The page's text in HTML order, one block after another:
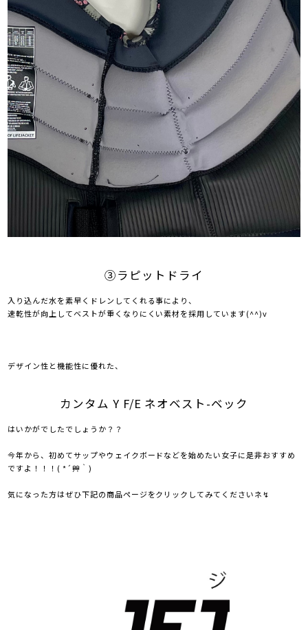
③ラピットドライ
入り込んだ水を素早くドレンしてくれる事により、
速乾性が向上してベストが重くなりにくい素材を採用しています(^^)v
デザイン性と機能性に優れた、
カンタム Y F/E ネオベスト-ベック
はいかがでしたでしょうか？？
今年から、初めてサップやウェイクボードなどを始めたい女子に是非おすすめ
ですよ！！！( *´艸｀)
気になった方はぜひ下記の商品ページをクリックしてみてくださいネ↯